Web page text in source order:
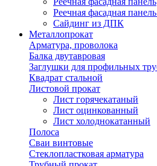
Реечная фасадная
Сайдинг из ДПК
Металлопрокат
Арматура, проволока
Балка двутавровая
Заглушки для профильных
Квадрат стальной
Листовой прокат
Лист горячекатаный
Лист оцинкованный
Лист холоднокатанный
Полоса
Сваи винтовые
Стеклопластковая арматура